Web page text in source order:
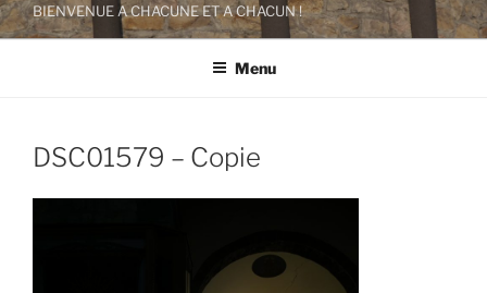
BIENVENUE A CHACUNE ET A CHACUN !
Menu
DSC01579 – Copie